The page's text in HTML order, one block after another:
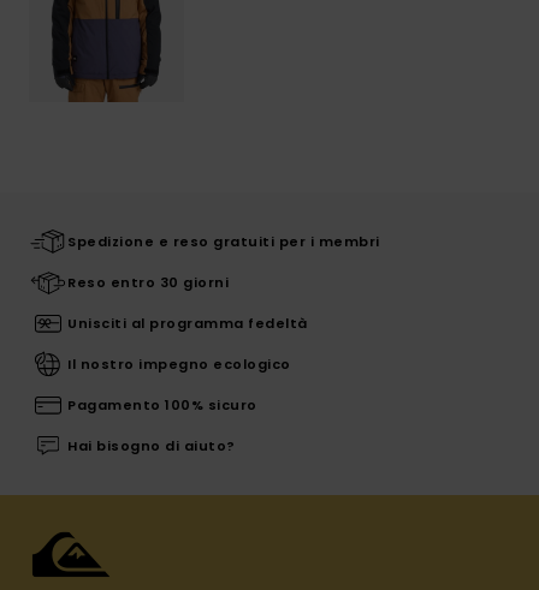
Spedizione e reso gratuiti per i membri
Reso entro 30 giorni
Unisciti al programma fedeltà
Il nostro impegno ecologico
Pagamento 100% sicuro
Hai bisogno di aiuto?